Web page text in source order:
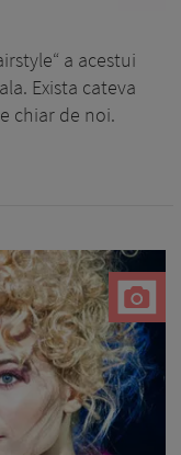
a acestui
Exista cateva
chiar de noi.